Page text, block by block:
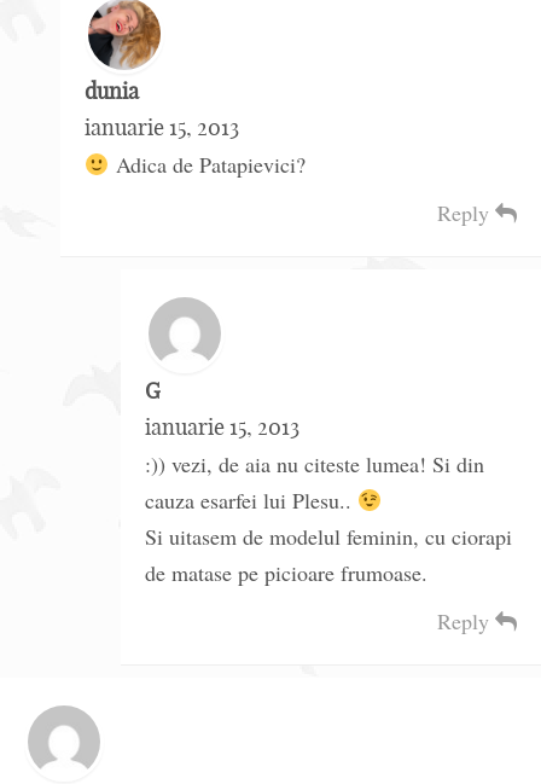
dunia
ianuarie 15, 2013
Adica de Patapievici?
Reply
G
ianuarie 15, 2013
:)) vezi, de aia nu citeste lumea! Si din
cauza esarfei lui Plesu..
Si uitasem de modelul feminin, cu ciorapi
de matase pe picioare frumoase.
Reply